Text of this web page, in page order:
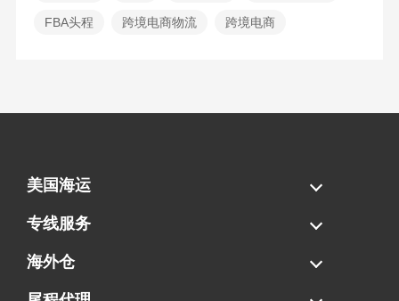
FBA头程 跨境电商物流 跨境电商
美国海运
海运拼柜
海运整柜
美国海卡
加拿大海运
专线服务
FBA专线直送
超大件专线
AWD专线
电池专线
海外仓
一件代发
FBA中转
贴标换标
拆柜/存储